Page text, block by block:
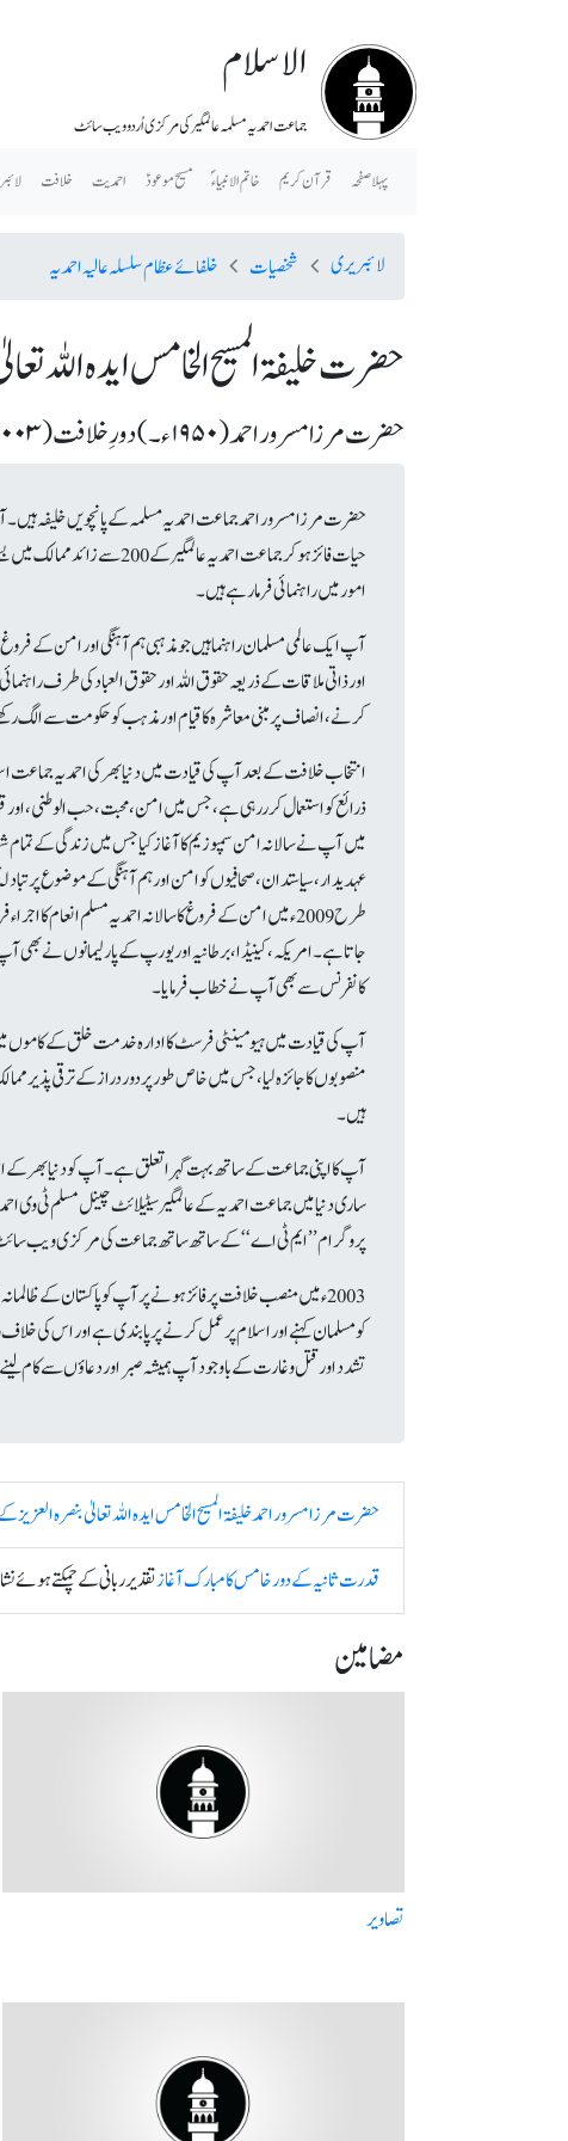
الاسلام
جماعت احمدیہ مسلمہ عالمگیر کی مرکزی اُردو ویب سائٹ
پہلا صفحہ قرآن کریم خاتم الانبیاء ؐ مسیح موعودؑ احمدیت خلافت
لائبریری شخصیات خلفائے عظام سلسلہ عالیہ احمدیہ
حضرت خلیفۃ المسیح الخامس ایدہ اللہ
حضرت مرزا مسرور احمد (١٩٥٠ء ۔) دورِ خلافت (٢٠٠٣ء۔)
حیات فائز ہوکر جماعت احمدیہ
امور میں راہنمائی فرما رہے ہیں۔
آپ ایک عالمی مسلمان راہنما ہیں جو مذہبی ہم آہنگی اور امن کے
اور ذاتی ملاقات کے ذریعہ حقوق اللہ اور حقوق العباد کی طرف
کرنے، انصاف پر مبنی معاشرہ کا قیام اور مذہب کو حکومت سے الگ
انتخاب خلافت کے بعد آپ کی قیادت میں دنیا بھر کی احمدیہ جماعت
میں آپ نے سالانہ امنسمپوزیم کا آغاز کیا جس میں زندگی کے
عہدیدار، سیاستدان، صحافیوں کو امن اورہم آہنگی کے موضوع
طرح 2009ء میں امن کے فروغ کا سالانہ احمدیہ مسلم انعام
جاتا ہے۔امریکہ، کینیڈا، برطانیہ اور یورپ کے پارلیمانوں
کانفرنس سے بھی آپ نے خطاب فرمایا۔
آپ کی قیادت میں ہیومینٹی فرسٹ کا ادارہ خدمت خلق کے کاموں
منصوبوں کا جائزہ لیا، جس میں خاص طور پر دور دراز کےترقی پذیر
ہیں۔
آپ کا اپنی جماعت کے ساتھ بہت گہرا تعلق ہے۔ آپ کو دنیا بھر کے
ساری دنیا میں جماعت احمدیہ کے عالمگیرسیٹیلائٹ چینل مسلم ٹی
پروگرام ’’ایم ٹی اے‘‘ کے ساتھ ساتھ جماعت کی مرکزی ویب
2003ء میں منصب خلافت پر فائز ہونے پر آپ کو پاکستان کے
کو مسلمان کہنے اور اسلام پر عمل کرنے پر پابندی ہے اور اس
تشدد اور قتل و غارت کے باوجود آپ ہمیشہ صبر اور دعاؤں سے کام
حضرت مرزا مسرور احمد خلیفۃ المسیح الخامس ایدہ اللہ تعالیٰ بنصرہ
قدرت ثانیہ کے دور خامس کا مبارک آغازتقدیر ربانی کے چمکتے ہوئے
مضامین
تصاویر